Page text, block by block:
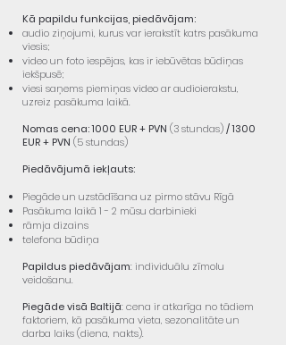
Kā papildu funkcijas, piedāvājam:
audio ziņojumi, kurus var ierakstīt katrs pasākuma
viesis;
video un foto iespējas, kas ir iebūvētas būdiņas
iekšpusē;
viesi saņems piemiņas video ar audioierakstu,
uzreiz pasākuma laikā.
Nomas cena: 1000 EUR + PVN (3 stundas)/ 1300
EUR + PVN (5 stundas)
Piedāvājumā iekļauts:
Piegāde un uzstādīšana uz pirmo stāvu Rīgā
Pasākuma laikā 1 - 2 mūsu darbinieki
rāmja dizains
telefona būdiņa
Papildus piedāvājam:individuālu zīmolu
veidošanu.
Piegāde visā Baltijā: cena ir atkarīga no tādiem
faktoriem, kā pasākuma vieta, sezonalitāte un
darba laiks (diena, nakts).